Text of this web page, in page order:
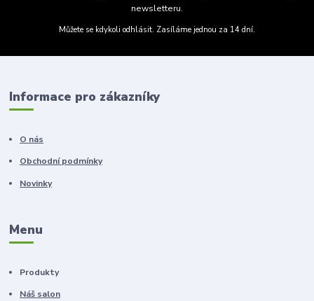
newsletteru.
Můžete se kdykoli odhlásit. Zasíláme jednou za 14 dní.
Informace pro zákazníky
O nás
Obchodní podmínky
Novinky
Menu
Produkty
Náš salon